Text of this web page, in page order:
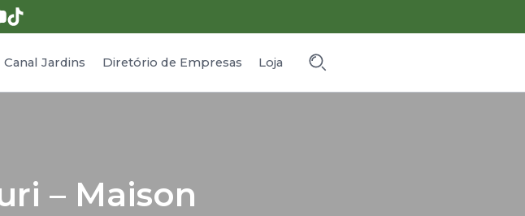
Canal Jardins Diretório de Empresas Loja
– Maison